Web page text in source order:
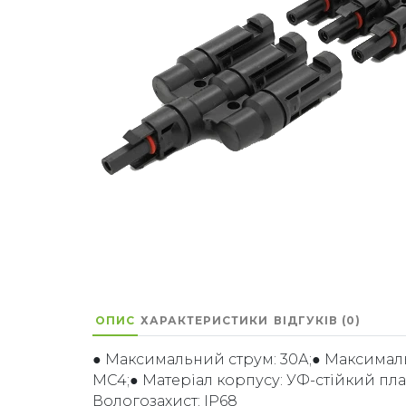
ОПИС ХАРАКТЕРИСТИКИ ВІДГУКІВ (0)
● Максимальний струм: 30А;●
MC4;● Матеріал корпусу: УФ-стійкий
Вологозахист: IP68